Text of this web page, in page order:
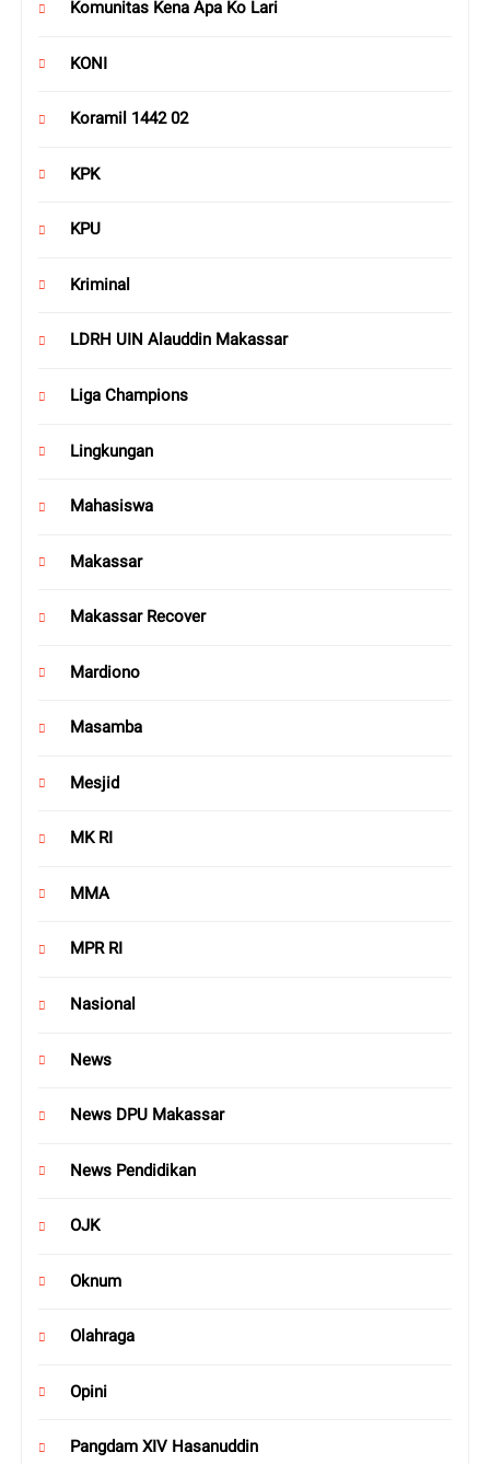
Komunitas Kena Apa Ko Lari
KONI
Koramil 1442 02
KPK
KPU
Kriminal
LDRH UIN Alauddin Makassar
Liga Champions
Lingkungan
Mahasiswa
Makassar
Makassar Recover
Mardiono
Masamba
Mesjid
MK RI
MMA
MPR RI
Nasional
News
News DPU Makassar
News Pendidikan
OJK
Oknum
Olahraga
Opini
Pangdam XIV Hasanuddin